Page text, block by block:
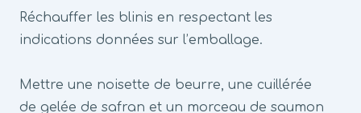
Réchauffer les blinis en respectant les
indications données sur l’emballage.
Mettre une noisette de beurre, une cuillérée
de gelée de safran et un morceau de saumon